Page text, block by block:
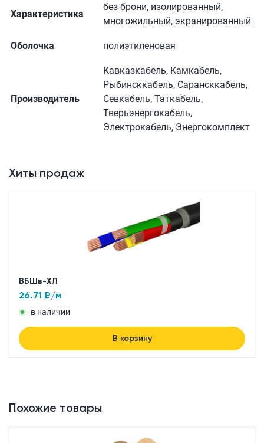
Характеристика
без брони, изолированный,
многожильный, экранированный
Оболочка полиэтиленовая
Производитель
Кавказкабель, Камкабель,
Рыбинсккабель, Сарансккабель,
Севкабель, Таткабель,
Тверьэнергокабель,
Электрокабель, Энергокомплект
Хиты продаж
ВБШв-ХЛ
26.71 ₽/м
в наличии
В корзину
Похожие товары